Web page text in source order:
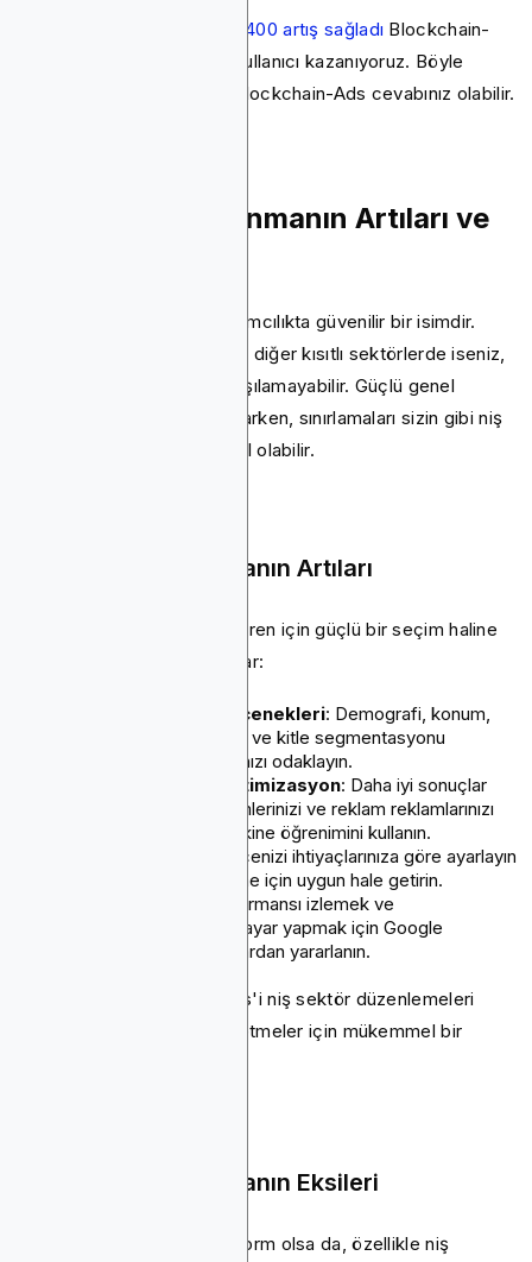
Bileşik hacimde% 400 artış sağladı Blockchain-
Ads kullanarak 3,058 yeni kullanıcı kazanıyoruz. Böyle
sonuçları hedefliyorsanız, Blockchain-Ads cevabınız olabilir.
Google Ads Kullanmanın Artıları ve
Google Ads, çevrimiçi reklamcılıkta güvenilir bir isimdir.
Ancak, kripto, iGaming veya diğer kısıtlı sektörlerde iseniz,
ihtiyaçlarınızı tam olarak karşılamayabilir. Güçlü genel
reklamcılık yetenekleri sağlarken, sınırlamaları sizin gibi niş
reklamverenler için bir engel olabilir.
Google Ads Kullanmanın Artıları
Google Ads, çoğu reklamveren için güçlü bir seçim haline
getiren çeşitli özellikler sunar:
Çeşitli hedefleme seçenekleri: Demografi, konum,
arama anahtar kelimeleri ve kitle segmentasyonu
kullanarak kampanyalarınızı odaklayın.
Yapay zeka odaklı optimizasyon: Daha iyi sonuçlar
için tekliflerinizi, yerleşimlerinizi ve reklam reklamlarınızı
hassaslaştırmak için makine öğrenimini kullanın.
: Bütçenizi ihtiyaçlarınıza göre ayarlayın
- her büyüklükteki işletme için uygun hale getirin.
: Performansı izlemek ve
kampanyalarınızda ince ayar yapmak için Google
Analytics ve diğer araçlardan yararlanın.
Bu güçlü yönler, Google Ads'i niş sektör düzenlemeleri
tarafından kısıtlanmayan işletmeler için mükemmel bir
Google Ads Kullanmanın Eksileri
Google Ads baskın bir platform olsa da, özellikle niş